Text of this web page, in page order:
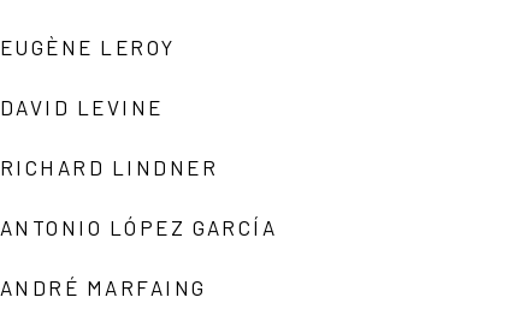
EUGÈNE LEROY
DAVID LEVINE
RICHARD LINDNER
ANTONIO LÓPEZ GARCÍA
ANDRÉ MARFAING